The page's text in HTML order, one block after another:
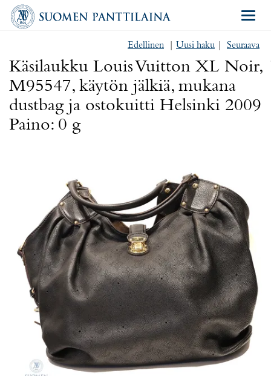
Edellinen Uusi haku Seuraava
Käsilaukku Louis Vuitton XL Noir,
M95547, käytön jälkiä, mukana
dustbag ja ostokuitti Helsinki 2009
Paino: 0 g